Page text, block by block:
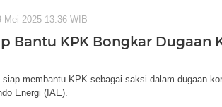
Mei 2025 13:36 WIB
Bantu KPK Bongkar Dugaan
siap membantu KPK sebagai saksi dalam dugaan
Energi (IAE).